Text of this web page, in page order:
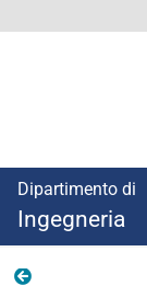
Dipartimento di
Ingegneria